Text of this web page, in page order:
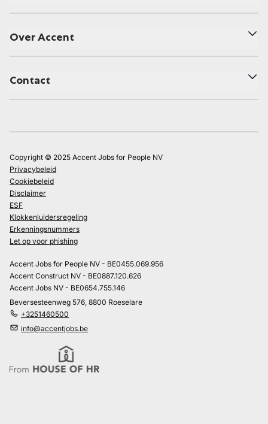
Over Accent
Contact
Copyright © 2025 Accent Jobs for People NV
Privacybeleid
Cookiebeleid
Disclaimer
ESF
Klokkenluidersregeling
Erkenningsnummers
Let op voor phishing
Accent Jobs for People NV - BE0455.069.956
Accent Construct NV - BE0887.120.626
Accent Jobs NV - BE0654.755.146
Beversesteenweg 576, 8800 Roeselare
+3251460500
info@accentjobs.be